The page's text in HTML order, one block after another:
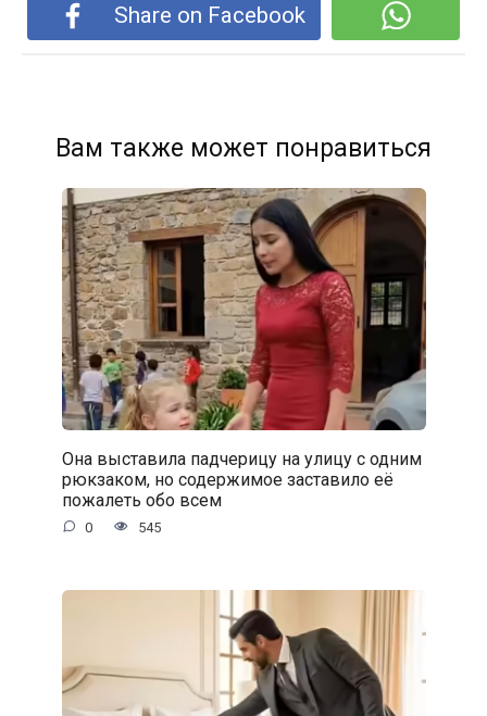
Share on Facebook
Вам также может понравиться
Она выставила падчерицу на улицу с одним
рюкзаком, но содержимое заставило её
пожалеть обо всем
0 545